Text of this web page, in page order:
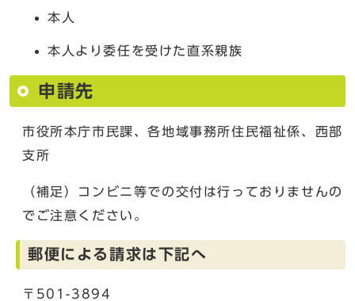
本人
本人より委任を受けた直系親族
申請先
市役所本庁市民課、各地域事務所住民福祉係、西部
支所
（補足）コンビニ等での交付は行っておりませんの
でご注意ください。
郵便による請求は下記へ
〒501-3894